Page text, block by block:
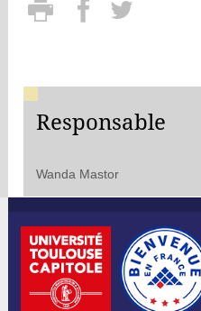
Responsable
Wanda Mastor